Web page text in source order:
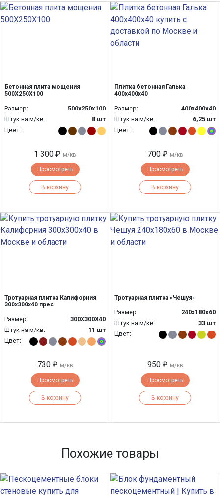
Бетонная плита мощения
500Х250Х100
Размер:
500х250х100
Штук на м/кв:
8 шт
Цвет:
1 300 ₽ м/кв
Просмотреть
В корзину
Плитка бетонная Галька
400х400х40
Размер:
400х400х40
Штук на м/кв:
6,25 шт
Цвет:
700 ₽ м/кв
Просмотреть
В корзину
Тротуарная плитка Калифорния
300х300х40 прес
Размер:
300Х300Х40
Штук на м/кв:
11 шт
Цвет:
730 ₽ м/кв
Просмотреть
В корзину
Тротуарная плитка «Чешуя»
Размер:
240x180x60
Штук на м/кв:
33 шт
Цвет:
950 ₽ м/кв
Просмотреть
В корзину
Похожие товары